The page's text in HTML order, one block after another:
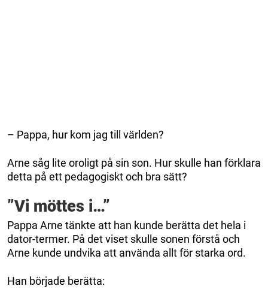
– Pappa, hur kom jag till världen?
Arne såg lite oroligt på sin son. Hur skulle han förklara
detta på ett pedagogiskt och bra sätt?
”Vi möttes i…”
Pappa Arne tänkte att han kunde berätta det hela i
dator-termer. På det viset skulle sonen förstå och
Arne kunde undvika att använda allt för starka ord.
Han började berätta: